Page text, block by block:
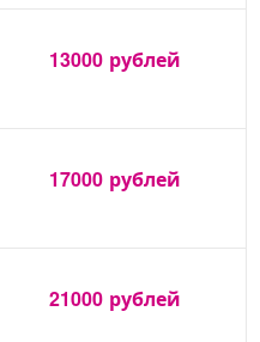
13000 рублей
17000 рублей
21000 рублей